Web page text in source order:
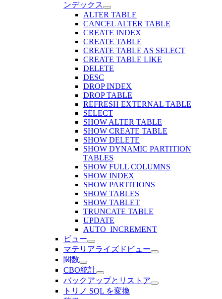
ンデックス
ALTER TABLE
CANCEL ALTER TABLE
CREATE INDEX
CREATE TABLE
CREATE TABLE AS SELECT
CREATE TABLE LIKE
DELETE
DESC
DROP INDEX
DROP TABLE
REFRESH EXTERNAL TABLE
SELECT
SHOW ALTER TABLE
SHOW CREATE TABLE
SHOW DELETE
SHOW DYNAMIC PARTITION
TABLES
SHOW FULL COLUMNS
SHOW INDEX
SHOW PARTITIONS
SHOW TABLES
SHOW TABLET
TRUNCATE TABLE
UPDATE
AUTO_INCREMENT
ビュー
マテリアライズドビュー
関数
CBO統計
バックアップとリストア
トリノ SQL を変換